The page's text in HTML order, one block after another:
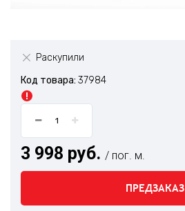
Раскупили
Код товара: 37984
3 998 руб. / пог. м.
ПРЕДЗАКАЗ